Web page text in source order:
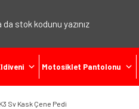
Motosiklet Pantolonu
Sv Kask Çene Pedi